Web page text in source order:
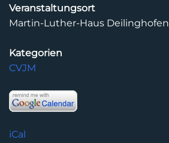
Veranstaltungsort
Martin-Luther-Haus Deilinghofen
Kategorien
CVJM
iCal